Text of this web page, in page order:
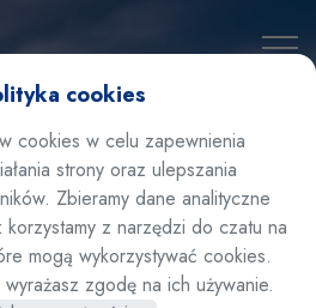
cookies
cookies w celu zapewnienia
strony oraz ulepszania
Zbieramy dane analityczne
z narzędzi do czatu na
mogą wykorzystywać cookies.
zgodę na ich używanie.